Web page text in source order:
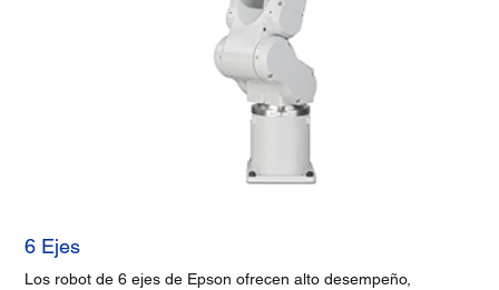
6 Ejes
Los robot de 6 ejes de Epson ofrecen alto desempeño,